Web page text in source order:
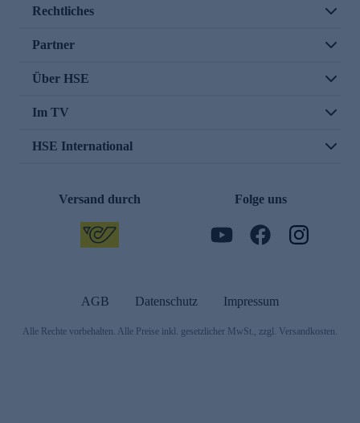
Rechtliches
Partner
Über HSE
Im TV
HSE International
Versand durch Folge uns
AGB Datenschutz Impressum
Alle Rechte vorbehalten. Alle Preise inkl. gesetzlicher MwSt., zzgl. Versandkosten.